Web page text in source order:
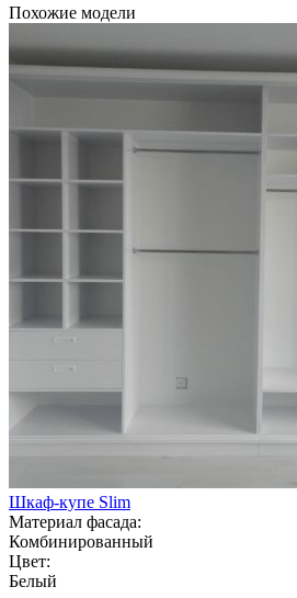
Похожие модели
Шкаф-купе Slim
Материал фасада:
Комбинированный
Цвет:
Белый